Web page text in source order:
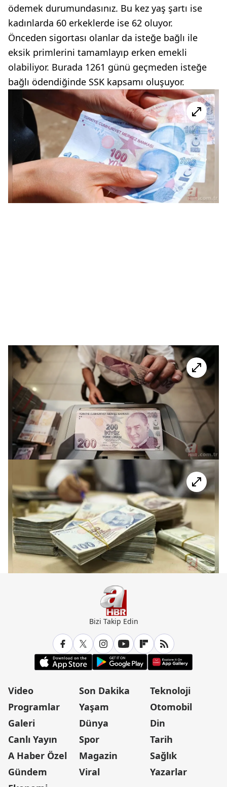
ödemek durumundasınız. Bu kez yaş şartı ise
kadınlarda 60 erkeklerde ise 62 oluyor.
Önceden sigortası olanlar da isteğe bağlı ile
eksik primlerini tamamlayıp erken emekli
olabiliyor. Burada 1261 günü geçmeden isteğe
bağlı ödendiğinde SSK kapsamı oluşuyor.
Bizi Takip Edin
Video
Programlar
Galeri
Canlı Yayın
A Haber Özel
Gündem
Son Dakika
Yaşam
Dünya
Spor
Magazin
Viral
Teknoloji
Otomobil
Din
Tarih
Sağlık
Yazarlar